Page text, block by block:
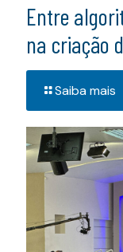
Entre
na criação
Saiba mais